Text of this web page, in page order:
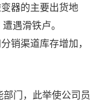
器的主要出货地
遇滑铁卢。
销渠道库存增加，
门，此举使公司员